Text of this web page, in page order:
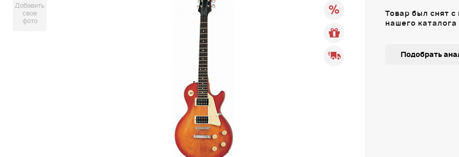
Добавить
свое
фото
Товар был снят
нашего каталога
Подобрать